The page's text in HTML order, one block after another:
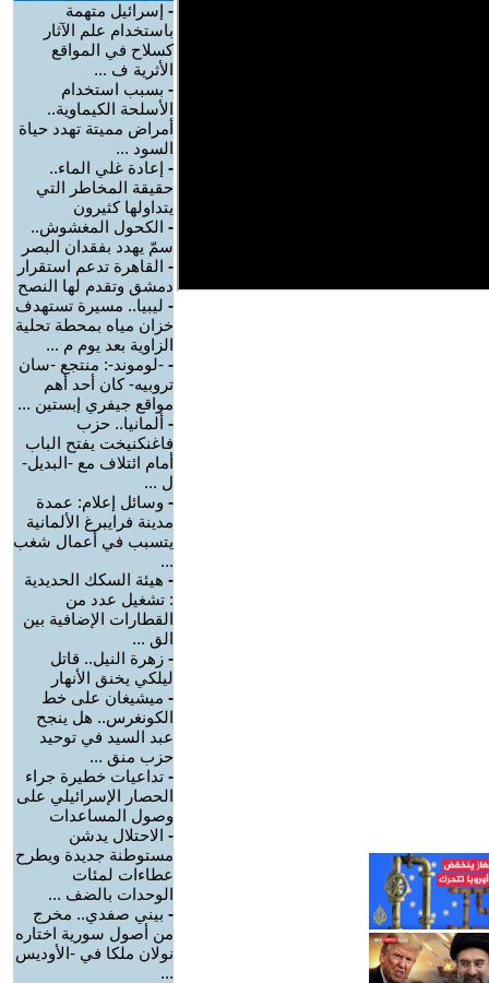
- إسرائيل متهمة
باستخدام علم الآثار
كسلاح في المواقع
الأثرية ف ...
- بسبب استخدام
الأسلحة الكيماوية..
أمراض مميتة تهدد حياة
السود ...
- إعادة غلي الماء..
حقيقة المخاطر التي
يتداولها كثيرون
- الكحول المغشوش..
سمّ يهدد بفقدان البصر
- القاهرة تدعم استقرار
دمشق وتقدم لها النصح
- ليبيا.. مسيرة تستهدف
خزان مياه بمحطة تحلية
الزاوية بعد يوم م ...
- -لوموند-: منتجع -سان
تروبيه- كان أحد أهم
مواقع جيفري إبستين ...
- ألمانيا.. حزب
فاغنكنيخت يفتح الباب
أمام ائتلاف مع -البديل-
ل ...
- وسائل إعلام: عمدة
مدينة فرايبرغ الألمانية
يتسبب في أعمال شغب
...
- هيئة السكك الحديدية
: تشغيل عدد من
القطارات الإضافية بين
الق ...
- زهرة النيل.. قاتل
ليلكي يخنق الأنهار
- ميشيغان على خط
الكونغرس.. هل ينجح
عبد السيد في توحيد
حزب منق ...
- تداعيات خطيرة جراء
الحصار الإسرائيلي على
وصول المساعدات
- الاحتلال يدشن
مستوطنة جديدة ويطرح
عطاءات لمئات
الوحدات بالضف ...
- بيني صفدي.. مخرج
من أصول سورية اختاره
نولان ملكا في -الأوديس
...